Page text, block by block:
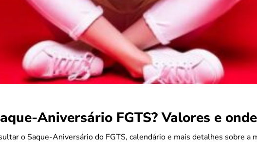
Aniversário FGTS? Valores e
o Saque-Aniversário do FGTS, calendário e mais detalhes sobre a